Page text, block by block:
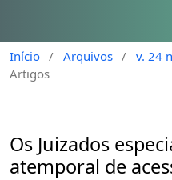
Início / Arquivos / v. 24
Artigos
Os Juizados
atemporal de